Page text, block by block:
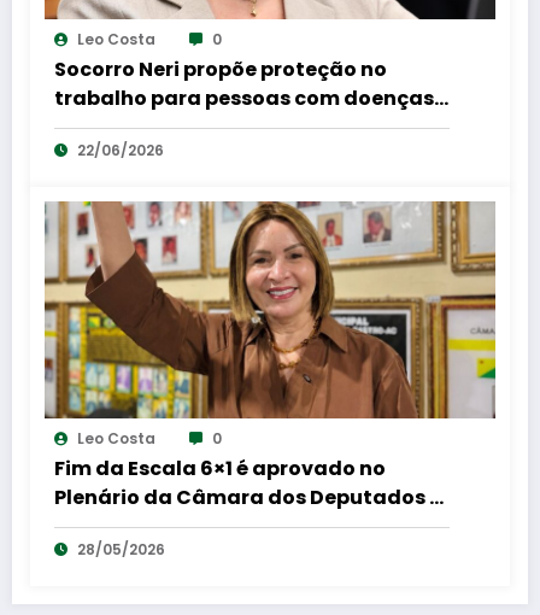
Leo Costa 0
Socorro Neri propõe proteção no
trabalho para pessoas com doenças
autoimunes ou crônicas, como lúpus e
fibromialgia.
22/06/2026
Leo Costa 0
Fim da Escala 6×1 é aprovado no
Plenário da Câmara dos Deputados e
Socorro Neri celebra: “mais dignidade
para o trabalhador brasileiro”
28/05/2026